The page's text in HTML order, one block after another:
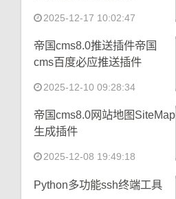
2025-12-17 10:02:47
帝国cms8.0推送插件帝国
cms百度必应推送插件
2025-12-10 09:28:34
帝国cms8.0网站地图SiteMap
生成插件
2025-12-08 19:49:18
Python多功能ssh终端工具